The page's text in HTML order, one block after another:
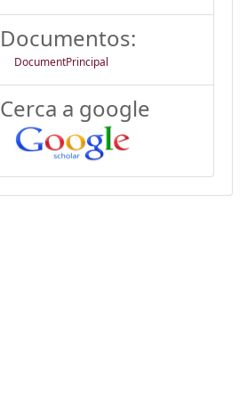
Documentos:
DocumentPrincipal
Cerca a google